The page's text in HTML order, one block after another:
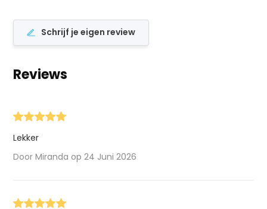
Schrijf je eigen review
Reviews
Lekker
Door Miranda op 24 Juni 2026